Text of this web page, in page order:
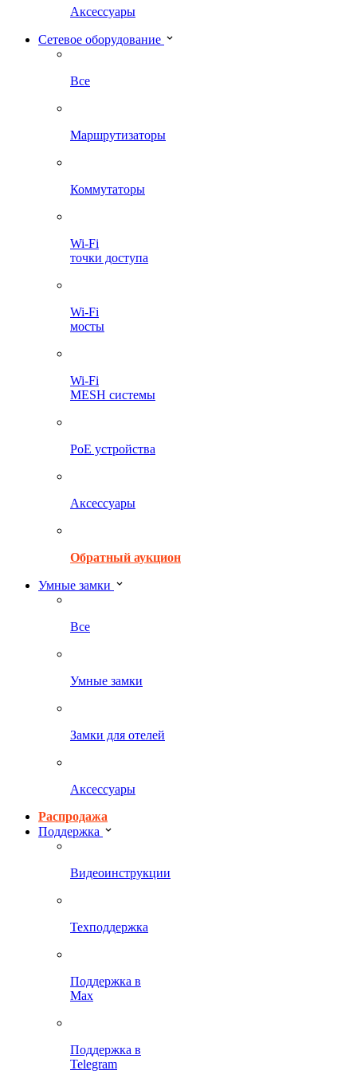
Аксессуары
Сетевое оборудование
Все
Маршрутизаторы
Коммутаторы
Wi-Fi
точки доступа
Wi-Fi
мосты
Wi-Fi
MESH системы
PoE устройства
Аксессуары
Обратный аукцион
Умные замки
Все
Умные замки
Замки для отелей
Аксессуары
Распродажа
Поддержка
Видеоинструкции
Техподдержка
Поддержка в
Max
Поддержка в
Telegram